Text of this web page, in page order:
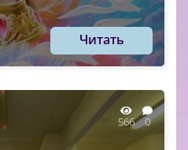
Читать
566 0